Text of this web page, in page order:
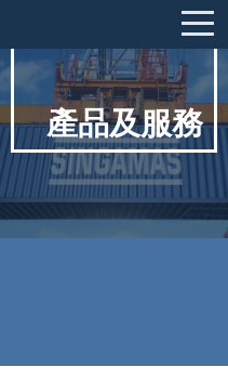
產品及服務